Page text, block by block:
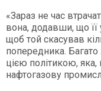
«Зараз не час
вона, додавши, що її
щоб той скасував
попередника.
цією політикою,
нафтогазову